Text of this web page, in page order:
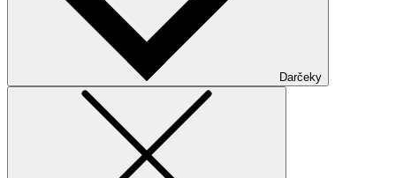
Darčeky